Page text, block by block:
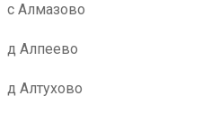
с Алмазово
д Алпеево
д Алтухово